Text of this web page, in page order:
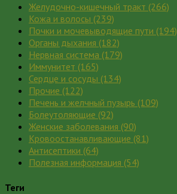
Желудочно-кишечный тракт (266)
Кожа и волосы (239)
Почки и мочевыводящие пути (194)
Органы дыхания (182)
Нервная система (179)
Иммунитет (165)
Сердце и сосуды (134)
Прочие (122)
Печень и желчный пузырь (109)
Болеутоляющие (92)
Женские заболевания (90)
Кровоостанавливающие (81)
Антисептики (64)
Полезная информация (54)
Теги